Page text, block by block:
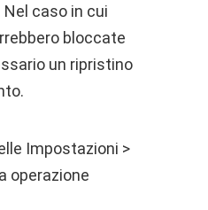
caso in cui
bloccate
un ripristino
Impostazioni >
operazione